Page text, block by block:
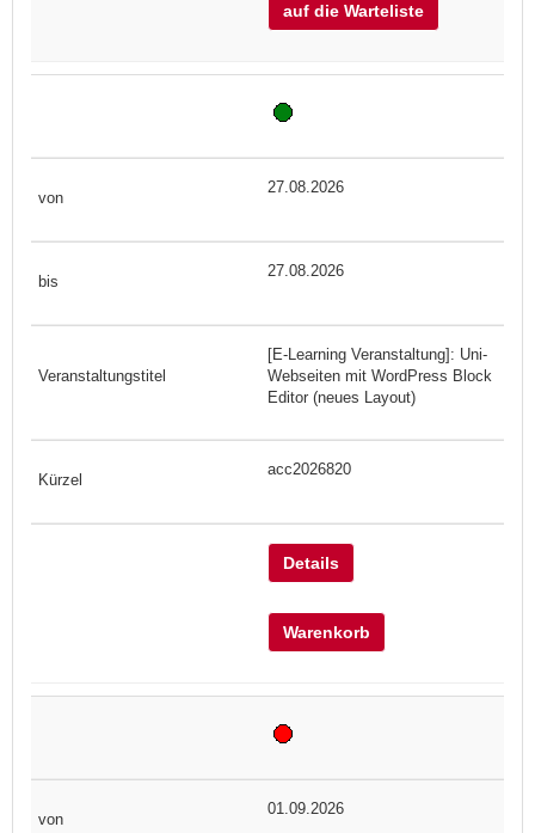
auf die Warteliste
27.08.2026
27.08.2026
[E-Learning Veranstaltung]: Uni-
Webseiten mit WordPress Block
Editor (neues Layout)
acc2026820
Details
Warenkorb
01.09.2026